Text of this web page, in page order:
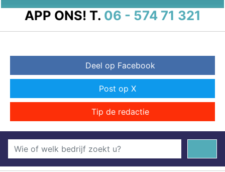
APP ONS! T. 06 - 574 71 321
Deel op Facebook
Post op X
Tip de redactie